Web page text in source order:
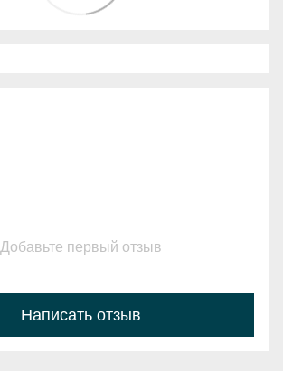
Добавьте первый отзыв
Написать отзыв